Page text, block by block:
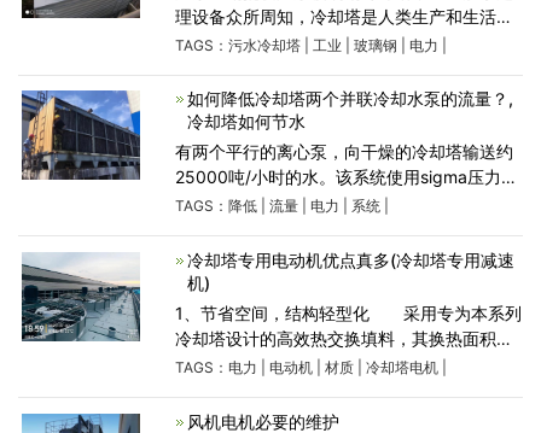
理设备众所周知，冷却塔是人类生产和生活所
需要的。在科学技术进步的时代，污水冷却塔
质量是人们追求的
TAGS： 污水冷却塔| 工业 玻璃钢 电力
如何降低冷却塔两个并联冷却水泵的流量？,
冷却塔如何节水
有两个平行的离心泵，向干燥的冷却塔输送约
25000吨/小时的水。该系统使用sigma压力指
示系统（确保冷却器完全填满并防止弹性接头
位置，包括1.关闭，2。
TAGS： 降低| 流量| 电力 系统|
冷却塔专用电动机优点真多(冷却塔专用减速
机)
1、节省空间，结构轻型化 采用专为本系列
冷却塔设计的高效热交换填料，其换热面积大
幅度提高，与原HBLD系列及原HBLCD系列相
优化及采用钢结构，运转重
TAGS： 电力 电动机| 材质| 冷却塔电机|
风机电机必要的维护